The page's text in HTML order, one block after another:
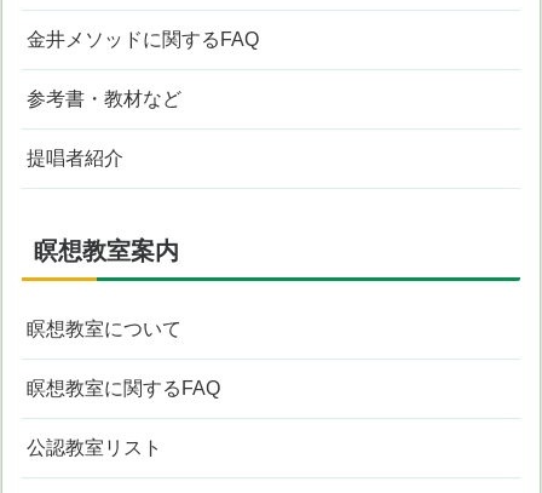
金井メソッドに関するFAQ
参考書・教材など
提唱者紹介
瞑想教室案内
瞑想教室について
瞑想教室に関するFAQ
公認教室リスト